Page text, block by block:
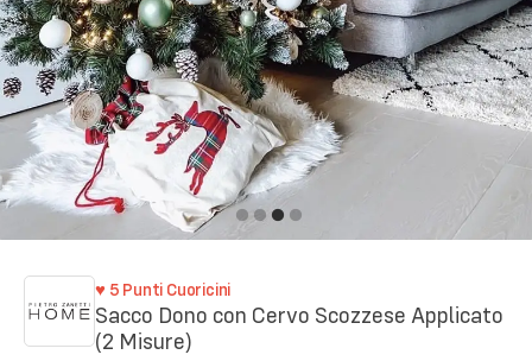
♥ 5 Punti Cuoricini
Sacco Dono con Cervo Scozzese Applicato
(2 Misure)